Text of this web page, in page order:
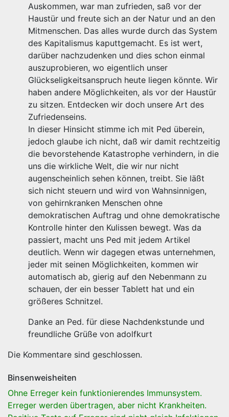
Auskommen, war man zufrieden, saß vor der
Haustür und freute sich an der Natur und an den
Mitmenschen. Das alles wurde durch das System
des Kapitalismus kaputtgemacht. Es ist wert,
darüber nachzudenken und dies schon einmal
auszuprobieren, wo eigentlich unser
Glückseligkeitsanspruch heute liegen könnte. Wir
haben andere Möglichkeiten, als vor der Haustür
zu sitzen. Entdecken wir doch unsere Art des
Zufriedenseins.
In dieser Hinsicht stimme ich mit Ped überein,
jedoch glaube ich nicht, daß wir damit rechtzeitig
die bevorstehende Katastrophe verhindern, in die
uns die wirkliche Welt, die wir nur nicht
augenscheinlich sehen können, treibt. Sie läßt
sich nicht steuern und wird von Wahnsinnigen,
von gehirnkranken Menschen ohne
demokratischen Auftrag und ohne demokratische
Kontrolle hinter den Kulissen bewegt. Was da
passiert, macht uns Ped mit jedem Artikel
deutlich. Wenn wir dagegen etwas unternehmen,
jeder mit seinen Möglichkeiten, kommen wir
automatisch ab, gierig auf den Nebenmann zu
schauen, der ein besser Tablett hat und ein
größeres Schnitzel.
Danke an Ped. für diese Nachdenkstunde und
freundliche Grüße von adolfkurt
Die Kommentare sind geschlossen.
Binsenweisheiten
Ohne Erreger kein funktionierendes Immunsystem.
Erreger werden übertragen, aber nicht Krankheiten.